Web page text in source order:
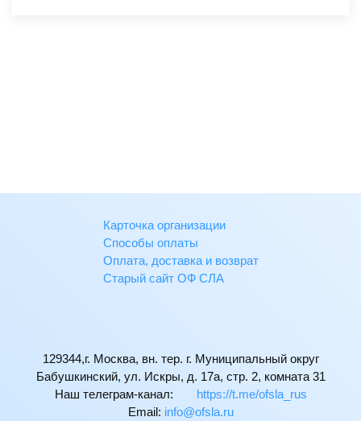
Карточка организации
Способы оплаты
Оплата, доставка и возврат
Старый сайт ОФ СЛА
129344,г. Москва, вн. тер. г. Муниципальный округ
Бабушкинский, ул. Искры, д. 17а, стр. 2, комната 31
Наш телеграм-канал:
https://t.me/ofsla_rus
Email: ur.alsfo@ofni